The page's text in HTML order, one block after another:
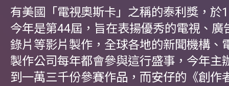
有美國「電視奧斯卡」之稱的泰利獎，於
今年是第44屆，旨在表揚優秀的電視、廣
錄片等影片製作，全球各地的新聞機構、
製作公司每年都會參與這行盛事，今年主
到一萬三千份參賽作品，而安仔的《創作